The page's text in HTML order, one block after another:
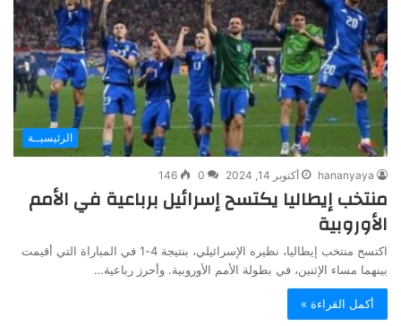
الرئيسيــة
hananyaya أكتوبر 14, 2024 0
146
منتخب إيطاليا يكتسح إسرائيل برباعية في الأمم
الأوروبية
اكتسح منتخب إيطاليا، نظيره الإسرائيلي، بنتيجة 4-1 في المباراة التي أقيمت
بينهما مساء الإثنين، في بطولة الأمم الأوروبية. وأحرز رباعية…
أكمل القراءة »